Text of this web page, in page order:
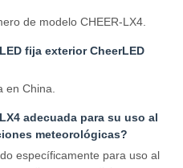
de modelo CHEER-LX4.
fija exterior CheerLED
en China.
adecuada para su uso al
meteorológicas?
específicamente para uso al